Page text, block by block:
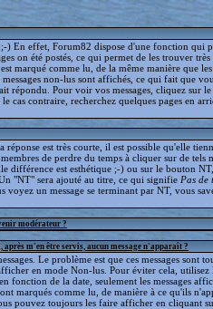
) En effet, Forum82 dispose d'une fonction qui
on été postés, ce qui permet de les trouver
marqué comme lu, de la même manière que les
non-lus sont affichés, ce qui fait que
répondu. Pour voir vos messages, cliquez sur
cas contraire, recherchez quelques pages en
réponse est très courte, il est possible qu'elle
de perdre du temps à cliquer sur de tels
différence est esthétique ;-) ou sur le bouton
"NT" sera ajouté au titre, ce qui signifie Pas de
voyez un message se terminant par NT, vous
modérateur ?
m'en être servis, aucun message n'apparaît ?
Le problème est que ces messages sont
en mode Non-lus. Pour éviter cela,
fonction de la date, seulement les messages
marqués comme lu, de manière à ce qu'ils
pouvez toujours les faire afficher en cliquant